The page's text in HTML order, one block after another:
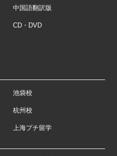
中国語翻訳版
CD・DVD
池袋校
杭州校
上海プチ留学